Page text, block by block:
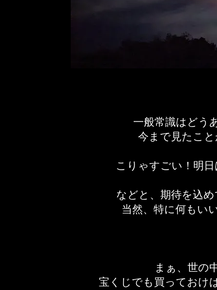
一般常識はどう
今まで見たこ
こりゃすごい！明
などと、期待を込
当然、特に何もい
まぁ、世の
宝くじでも買っておけ